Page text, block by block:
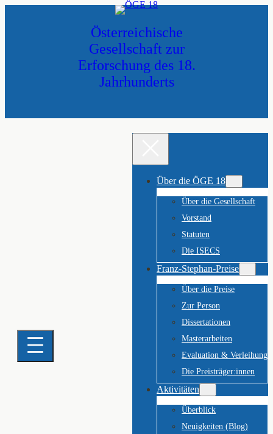
Österreichische
Gesellschaft zur
Erforschung des 18.
Jahrhunderts
Über die ÖGE 18
Über die Gesellschaft
Vorstand
Statuten
Die ISECS
Franz-Stephan-Preise
Über die Preise
Zur Person
Dissertationen
Masterarbeiten
Evaluation & Verleihung
Die Preisträger:innen
Aktivitäten
Überblick
Neuigkeiten (Blog)